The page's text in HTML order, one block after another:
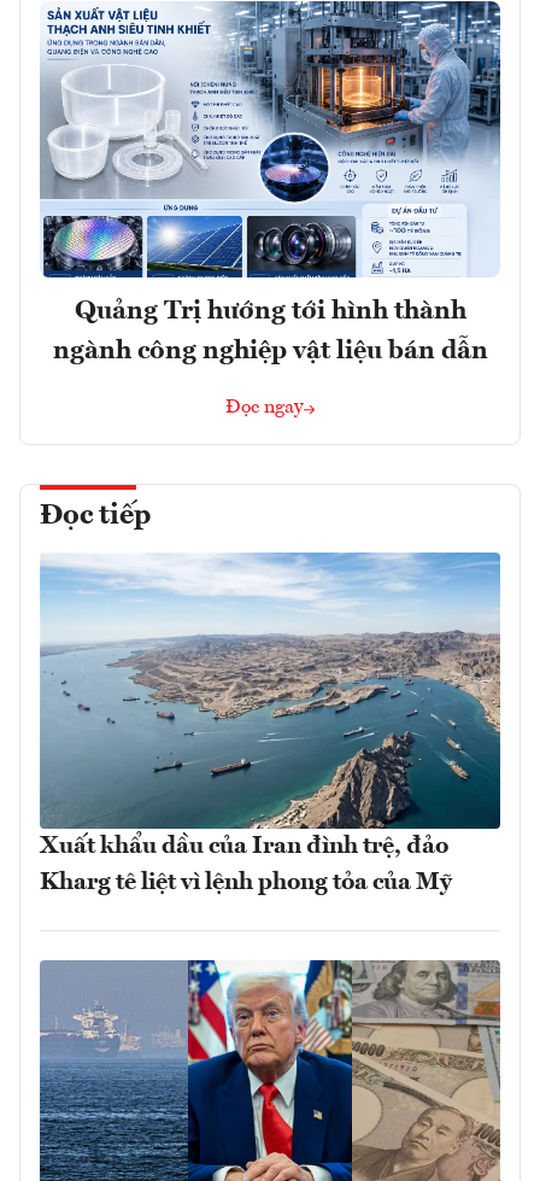
Quảng Trị hướng tới hình thành
ngành công nghiệp vật liệu bán dẫn
Đọc ngay
Đọc tiếp
Xuất khẩu dầu của Iran đình trệ, đảo
Kharg tê liệt vì lệnh phong tỏa của Mỹ